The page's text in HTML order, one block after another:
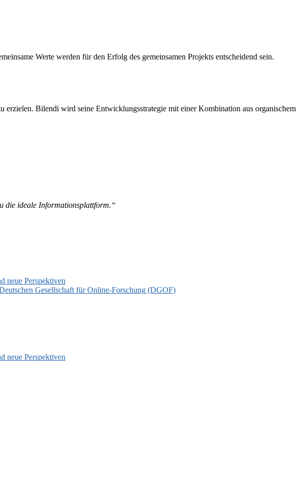
Werte werden für den Erfolg des gemeinsamen Projekts entscheidend sein.
Bilendi wird seine Entwicklungsstrategie mit einer Kombination aus organischem
die ideale Informationsplattform.“
neue Perspektiven
Gesellschaft für Online-Forschung (DGOF)
neue Perspektiven